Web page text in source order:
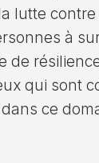
lutte
à
de
qui sont
ce